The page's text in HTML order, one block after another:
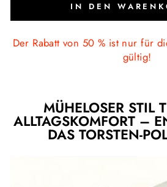
IN DEN
Der Rabatt von 50 % ist nur für
gültig!
MÜHELOSER STIL
ALLTAGSKOMFORT –
DAS TORSTEN-